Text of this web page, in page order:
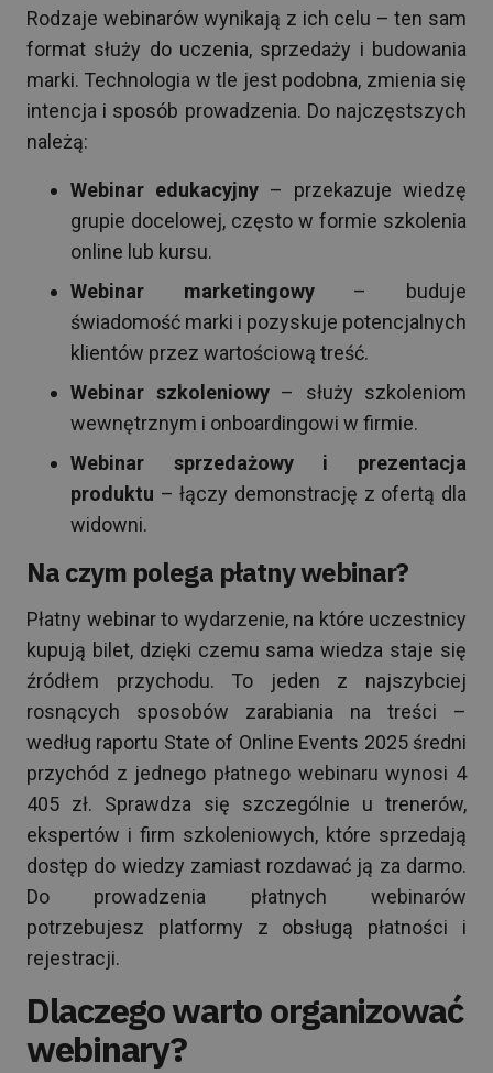
Rodzaje webinarów wynikają z ich celu – ten sam
format służy do uczenia, sprzedaży i budowania
marki. Technologia w tle jest podobna, zmienia się
intencja i sposób prowadzenia. Do najczęstszych
należą:
Webinar edukacyjny – przekazuje wiedzę
grupie docelowej, często w formie szkolenia
online lub kursu.
Webinar marketingowy– buduje
świadomość marki i pozyskuje potencjalnych
klientów przez wartościową treść.
Webinar szkoleniowy– służy szkoleniom
wewnętrznym i onboardingowi w firmie.
Webinar sprzedażowy i prezentacja
produktu – łączy demonstrację z ofertą dla
widowni.
Na czym polega płatny webinar?
Płatny webinar to wydarzenie, na które uczestnicy
kupują bilet, dzięki czemu sama wiedza staje się
źródłem przychodu. To jeden z najszybciej
rosnących sposobów zarabiania na treści –
według raportu State of Online Events 2025 średni
przychód z jednego płatnego webinaru wynosi 4
405 zł. Sprawdza się szczególnie u trenerów,
ekspertów i firm szkoleniowych, które sprzedają
dostęp do wiedzy zamiast rozdawać ją za darmo.
Do prowadzenia płatnych webinarów
potrzebujesz platformy z obsługą płatności i
rejestracji.
Dlaczego warto organizować
webinary?